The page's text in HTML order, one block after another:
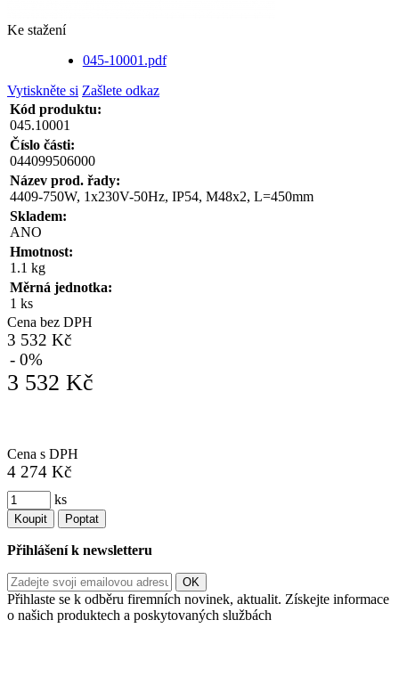
Ke stažení
045-10001.pdf
Vytiskněte si Zašlete odkaz
Kód produktu:
045.10001
Číslo části:
044099506000
Název prod. řady:
4409-750W, 1x230V-50Hz, IP54, M48x2, L=450mm
Skladem:
ANO
Hmotnost:
1.1 kg
Měrná jednotka:
1 ks
Cena bez DPH
3 532 Kč
- 0%
3 532 Kč
Cena s DPH
4 274 Kč
ks
Koupit Poptat
Přihlášení k newsletteru
Přihlaste se k odběru firemních novinek, aktualit. Získejte informace
o našich produktech a poskytovaných službách